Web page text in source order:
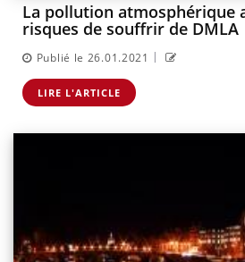
La pollution atmosphérique
risques de souffrir de DMLA
Publié le 26.01.2021 |
LIRE L'ARTICLE